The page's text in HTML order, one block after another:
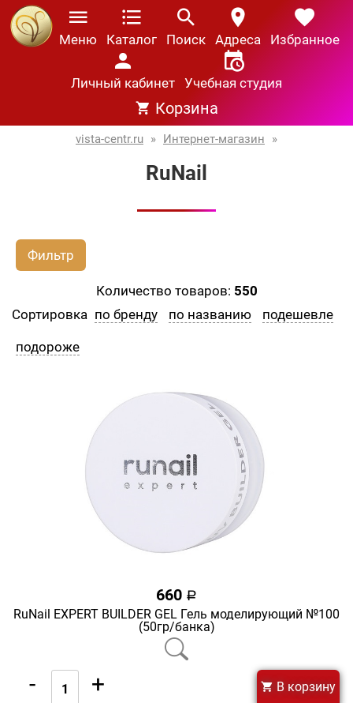
Меню Каталог Поиск Адреса Избранное
Личный кабинет Учебная студия
Корзина
vista-centr.ru » Интернет-магазин »
RuNail
Фильтр
Количество товаров: 550
Сортировка по бренду по названию подешевле
подороже
660 a
RuNail EXPERT BUILDER GEL Гель моделирующий №100
(50гр/банка)
- + В корзину